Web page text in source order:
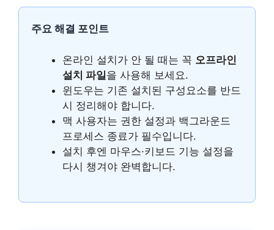
주요 해결 포인트
온라인 설치가 안 될 때는 꼭 오프라인
설치 파일을 사용해 보세요.
윈도우는 기존 설치된 구성요소를 반드
시 정리해야 합니다.
맥 사용자는 권한 설정과 백그라운드
프로세스 종료가 필수입니다.
설치 후엔 마우스·키보드 기능 설정을
다시 챙겨야 완벽합니다.